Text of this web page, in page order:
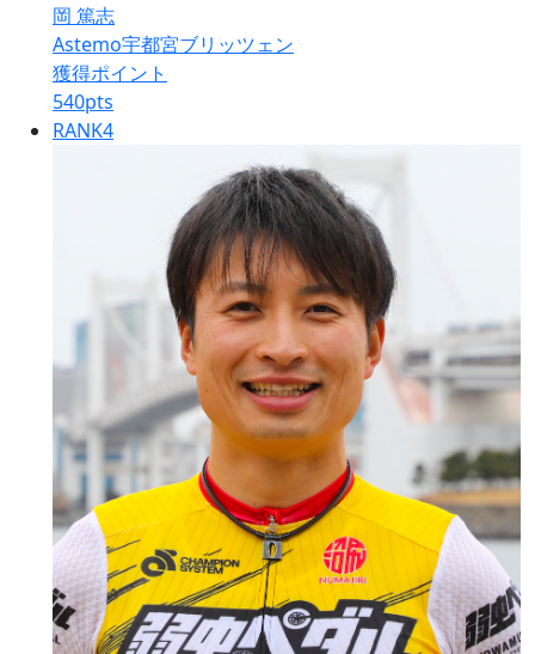
岡 篤志
Astemo宇都宮ブリッツェン
獲得ポイント
540pts
RANK4